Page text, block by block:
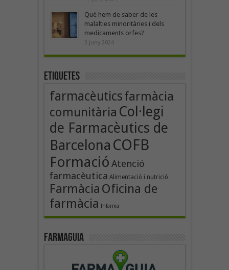
Què hem de saber de les
malalties minoritàries i dels
medicaments orfes?
3 juny 2024
Etiquetes
farmacèuticsfarmàcia
comunitària Col·legi
de Farmacèutics de
Barcelona COFB
Formació Atenció
farmacèutica Alimentació i nutrició
Farmàcia Oficina de
farmàcia Infarma
Farmaguia